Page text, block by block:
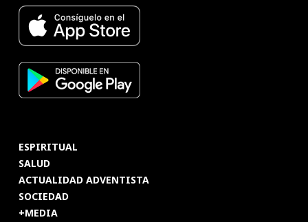
ESPIRITUAL
SALUD
ACTUALIDAD ADVENTISTA
SOCIEDAD
+MEDIA